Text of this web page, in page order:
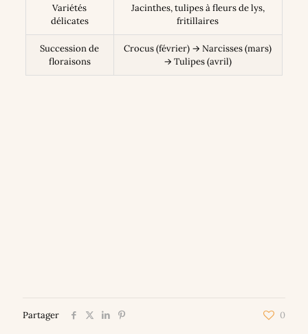
Variétés
délicates
Jacinthes, tulipes à fleurs de lys,
fritillaires
Succession de
floraisons
Crocus (février) → Narcisses (mars)
→ Tulipes (avril)
Partager 0